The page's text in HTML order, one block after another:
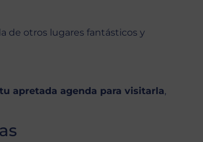
de otros lugares fantásticos y
apretada agenda para visitarla,